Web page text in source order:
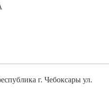
г. Чебоксары ул.